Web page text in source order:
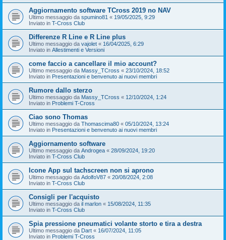
Aggiornamento software TCross 2019 no NAV
Ultimo messaggio da spumino81 « 19/05/2025, 9:29
Inviato in T-Cross Club
Differenze R Line e R Line plus
Ultimo messaggio da vajolet « 16/04/2025, 6:29
Inviato in Allestimenti e Versioni
come faccio a cancellare il mio account?
Ultimo messaggio da Massy_TCross « 23/10/2024, 18:52
Inviato in Presentazioni e benvenuto ai nuovi membri
Rumore dallo sterzo
Ultimo messaggio da Massy_TCross « 12/10/2024, 1:24
Inviato in Problemi T-Cross
Ciao sono Thomas
Ultimo messaggio da Thomascima80 « 05/10/2024, 13:24
Inviato in Presentazioni e benvenuto ai nuovi membri
Aggiornamento software
Ultimo messaggio da Androgea « 28/09/2024, 19:20
Inviato in T-Cross Club
Icone App sul tachscreen non si aprono
Ultimo messaggio da AdolfoV87 « 20/08/2024, 2:08
Inviato in T-Cross Club
Consigli per l'acquisto
Ultimo messaggio da il marlon « 15/08/2024, 11:35
Inviato in T-Cross Club
Spia pressione pneumatici volante storto e tira a destra
Ultimo messaggio da Dart « 16/07/2024, 11:05
Inviato in Problemi T-Cross